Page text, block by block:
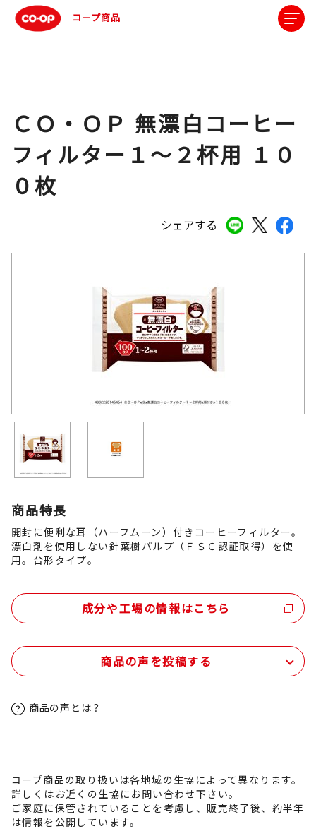
コープ商品
シェアする
ＣＯ・ＯＰ 無漂白コーヒー
フィルター１～２杯用 １０
０枚
商品特長
開封に便利な耳（ハーフムーン）付きコーヒーフィルター。
漂白剤を使用しない針葉樹パルプ（ＦＳＣ認証取得）を使
用。台形タイプ。
成分や工場の情報はこちら
商品の声を投稿する
商品の声とは？
コープ商品の取り扱いは各地域の生協によって異なります。
詳しくはお近くの生協にお問い合わせ下さい。
ご家庭に保管されていることを考慮し、販売終了後、約半年
は情報を公開しています。